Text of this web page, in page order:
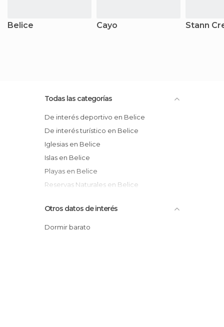
Belice Cayo Stann
Todas las categorías
De interés deportivo en Belice
De interés turístico en Belice
Iglesias en Belice
Islas en Belice
Playas en Belice
Reservas Naturales en Belice
Otros datos de interés
Dormir barato